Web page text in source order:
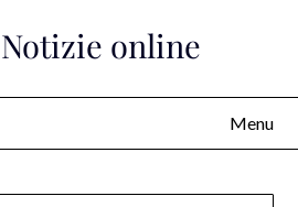
online
Menu